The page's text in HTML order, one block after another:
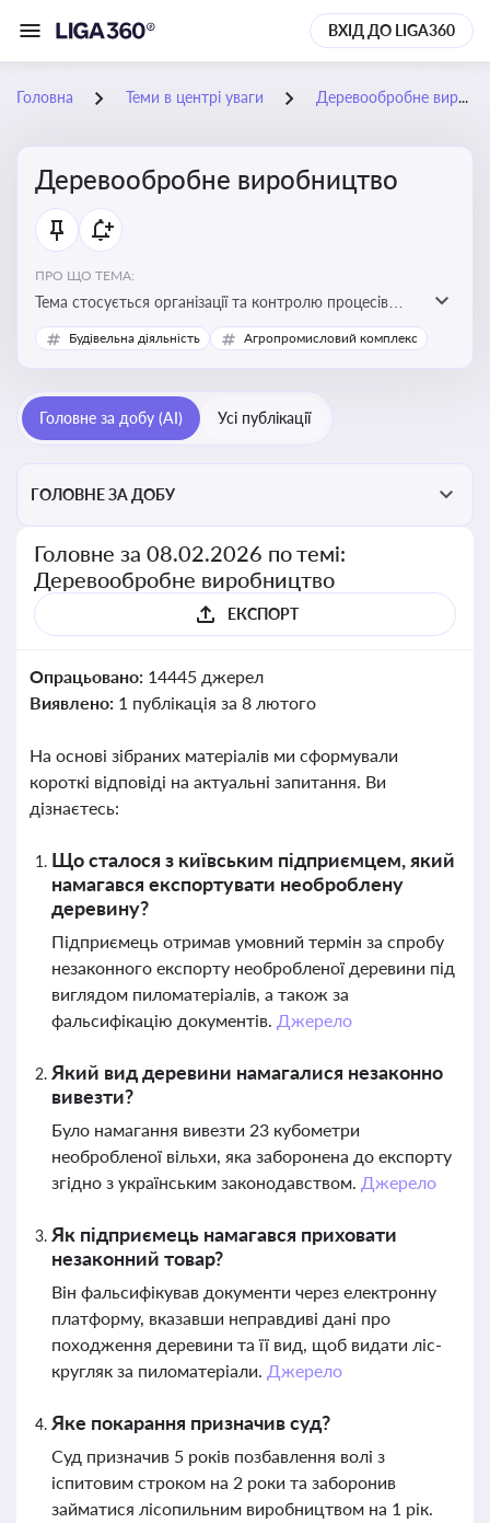
ВХІД ДО LIGA360
Головна Теми в центрі уваги Деревообробне виробництво
Деревообробне виробництво
ПРО ЩО ТЕМА:
Тема стосується організації та контролю процесів
переробки деревини, дотримання технічних
стандартів, екологічних вимог і безпеки праці на
Будівельна діяльність Агропромисловий комплекс
Головне за добу (AI) Усі публікації
ГОЛОВНЕ ЗА ДОБУ
Головне за 08.02.2026 по темі:
Деревообробне виробництво
ЕКСПОРТ
Опрацьовано: 14445 джерел
Виявлено: 1 публікація за 8 лютого
На основі зібраних матеріалів ми сформували
короткі відповіді на актуальні запитання. Ви
дізнаєтесь:
Що сталося з київським підприємцем, який
намагався експортувати необроблену
деревину?
Підприємець отримав умовний термін за спробу
незаконного експорту необробленої деревини під
виглядом пиломатеріалів, а також за
фальсифікацію документів. Джерело
Який вид деревини намагалися незаконно
вивезти?
Було намагання вивезти 23 кубометри
необробленої вільхи, яка заборонена до експорту
згідно з українським законодавством. Джерело
Як підприємець намагався приховати
незаконний товар?
Він фальсифікував документи через електронну
платформу, вказавши неправдиві дані про
походження деревини та її вид, щоб видати ліс-
кругляк за пиломатеріали. Джерело
Яке покарання призначив суд?
Суд призначив 5 років позбавлення волі з
іспитовим строком на 2 роки та заборонив
займатися лісопильним виробництвом на 1 рік.